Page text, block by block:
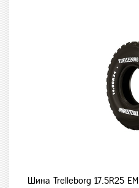
Шина Trelleborg 17.5R25